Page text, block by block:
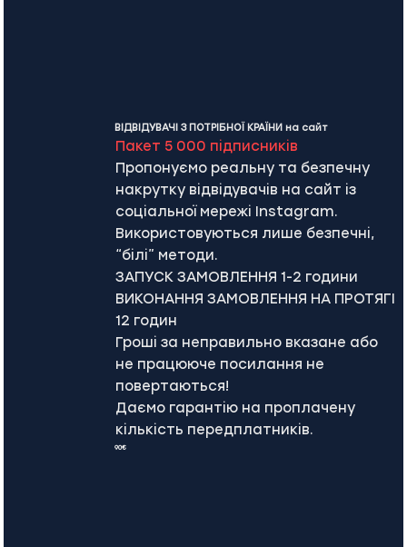
ВІДВІДУВАЧІ З ПОТРІБНОЇ КРАЇНИ на сайт
Пакет 5 000 підписників
Пропонуємо реальну та безпечну
накрутку відвідувачів на сайт із
соціальної мережі Instagram.
Використовуються лише безпечні,
“білі” методи.
ЗАПУСК ЗАМОВЛЕННЯ 1-2 години
ВИКОНАННЯ ЗАМОВЛЕННЯ НА ПРОТЯГІ
12 годин
Гроші за неправильно вказане або
не працююче посилання не
повертаються!
Даємо гарантію на проплачену
кількість передплатників.
90€